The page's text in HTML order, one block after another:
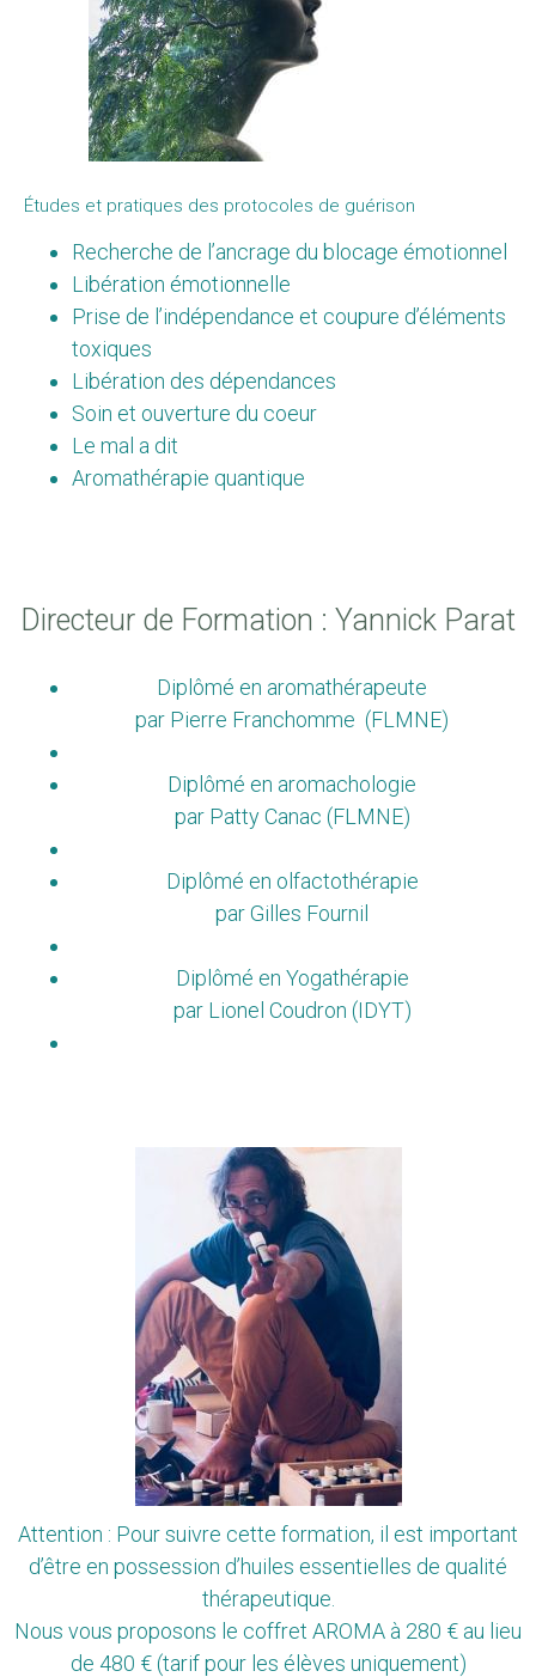
Études et pratiques des protocoles de guérison
Recherche de l’ancrage du blocage émotionnel
Libération émotionnelle
Prise de l’indépendance et coupure d’éléments
toxiques
Libération des dépendances
Soin et ouverture du coeur
Le mal a dit
Aromathérapie quantique
Directeur de Formation : Yannick Parat
Diplômé en aromathérapeute
par Pierre Franchomme (FLMNE)
Diplômé en aromachologie
par Patty Canac (FLMNE)
Diplômé en olfactothérapie
par Gilles Fournil
Diplômé en Yogathérapie
par Lionel Coudron (IDYT)
Attention : Pour suivre cette formation, il est important
d’être en possession d’huiles essentielles de qualité
thérapeutique.
Nous vous proposons le coffret AROMA à 280 € au lieu
de 480 € (tarif pour les élèves uniquement)